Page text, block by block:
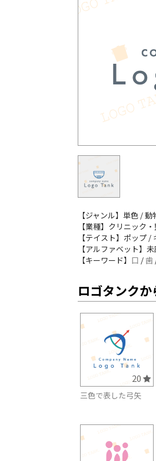
【ジャンル】単色 / 動
【業種】クリニック
【テイスト】ポップ /
【アルファベット】
【キーワード】 口 /歯
ロゴタンク
20
三色で表した弓矢